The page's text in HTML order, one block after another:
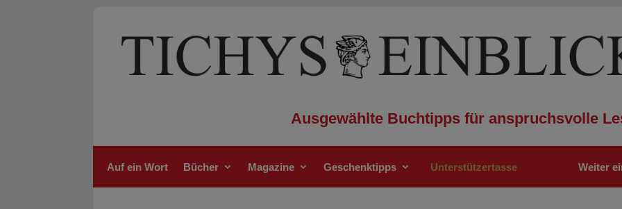
Ausgewählte Buchtipps für anspruchsvolle
Auf ein Wort Bücher Magazine Geschenktipps Unterstützertasse Weiter